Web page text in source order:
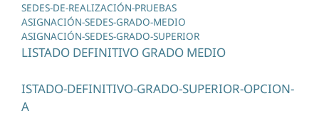
SEDES-DE-REALIZACIÓN-PRUEBAS
ASIGNACIÓN-SEDES-GRADO-MEDIO
ASIGNACIÓN-SEDES-GRADO-SUPERIOR
LISTADO DEFINITIVO GRADO MEDIO
ISTADO-DEFINITIVO-GRADO-SUPERIOR-OPCION-
A